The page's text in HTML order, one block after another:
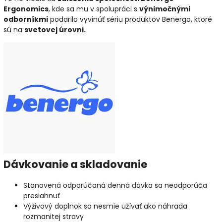
Ergonomics, kde sa mu v spolupráci s výnimočnými
odborníkmi podarilo vyvinúť sériu produktov Benergo, ktoré
sú na svetovej úrovni.
Dávkovanie a skladovanie
Stanovená odporúčaná denná dávka sa neodporúča
presiahnuť
Výživový doplnok sa nesmie užívať ako náhrada
rozmanitej stravy